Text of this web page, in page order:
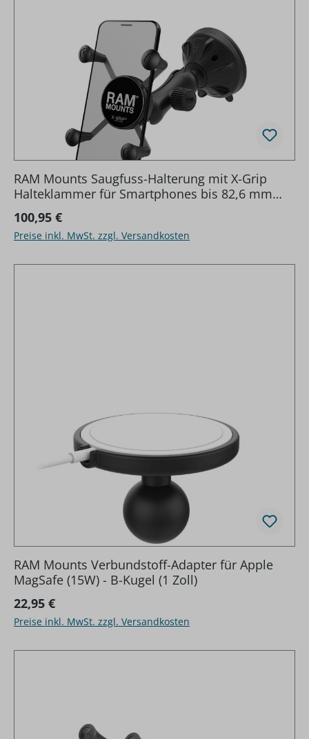
RAM Mounts Saugfuss-Halterung mit X-Grip
Halteklammer für Smartphones bis 82,6 mm
Breite - B-Kugel (1 Zoll), kurzer Verbindungsarm
(ca. 50 mm)
Regulärer Preis:
100,95 €
Preise inkl. MwSt. zzgl. Versandkosten
RAM Mounts Verbundstoff-Adapter für Apple
MagSafe (15W) - B-Kugel (1 Zoll)
Regulärer Preis:
22,95 €
Preise inkl. MwSt. zzgl. Versandkosten